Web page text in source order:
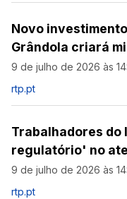
Novo
Grândola criará
9 de julho de 2026 às
rtp.pt
Trabalhadores do
regulatório' no
9 de julho de 2026 às
rtp.pt